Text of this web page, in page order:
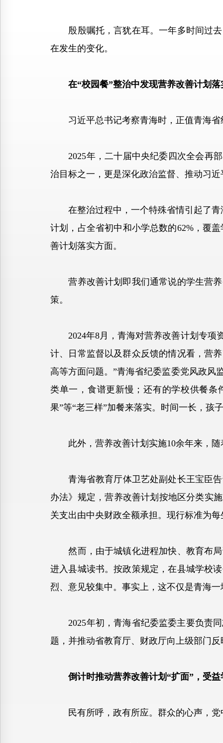
殷殷嘱托，言犹在耳。一年多时间过去
在发生的变化。
在“校园餐”整治中发现营养改善计划
习近平总书记考察青海时，正值青海省
2025年，二十届中央纪委四次全会再部
治目标之一，更是深化政治监督、推动习
在整治过程中，一个特殊省情引起了青
计划，占全省初中和小学总数的62%，覆
善计划落实方面。
营养改善计划即我们通常说的学生营养
策。
2024年8月，青海对营养改善计划专项
计、日常监督以及群众反馈的情况看，营
高等方面问题。”青海省纪委监委党风政风
类单一，食谱更新慢；还有的学校供餐
果”等“老三样”加餐来落实。时间一长，孩
此外，营养改善计划实施10余年来，随
青海省教育厅体卫艺处副处长王宝臣告
办法》规定，营养改善计划按地区分类实
关支出由中央财政全额承担。现行标准为
然而，由于城镇化进程加快、教育布局
进入县城读书。按政策规定，在县城学校
烈、意见较集中。事实上，这不仅是青海
2025年初，青海省纪委监委主要负责同
题，并推动省教育厅、财政厅向上级部门
倒计时推动营养改善计划“扩面”，受
民有所呼，政有所应。群众的心声，党